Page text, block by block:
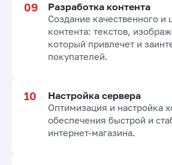
Разработка контента
Создание качественного и
контента: текстов,
который привлечет и
покупателей.
Настройка сервера
Оптимизация и настройка
обеспечения быстрой и
интернет-магазина.